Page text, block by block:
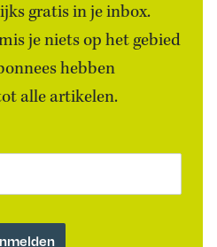
gratis in je inbox.
je niets op het gebied
hebben
alle artikelen.